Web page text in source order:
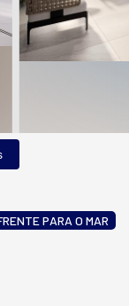
PARA O MAR